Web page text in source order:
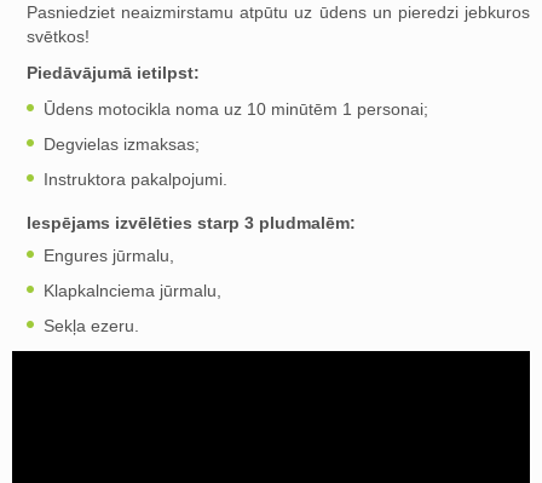
Pasniedziet neaizmirstamu atpūtu uz ūdens un pieredzi jebkuros
svētkos!
Piedāvājumā ietilpst:
Ūdens motocikla noma uz 10 minūtēm 1 personai;
Degvielas izmaksas;
Instruktora pakalpojumi.
Iespējams izvēlēties starp 3 pludmalēm:
Engures jūrmalu,
Klapkalnciema jūrmalu,
Sekļa ezeru.